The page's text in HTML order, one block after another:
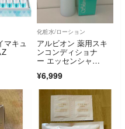
マキュ
化粧水/ローション
アルビオン 薬用スキ
ンコンディショナ
ー エッセンシャ
¥6,999